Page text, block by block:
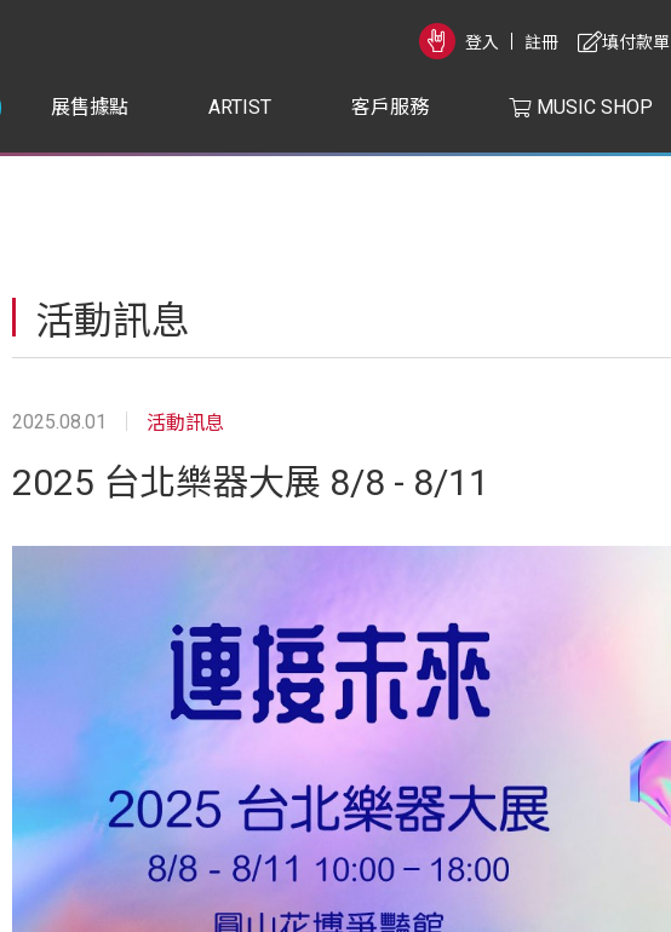
登入 註冊 填付款單
展售據點 ARTIST 客戶服務 MUSIC SHOP
活動訊息
2025.08.01 活動訊息
2025 台北樂器大展 8/8 - 8/11